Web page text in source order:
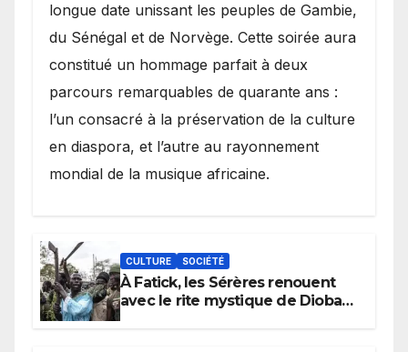
longue date unissant les peuples de Gambie,
du Sénégal et de Norvège. Cette soirée aura
constitué un hommage parfait à deux
parcours remarquables de quarante ans :
l’un consacré à la préservation de la culture
en diaspora, et l’autre au rayonnement
mondial de la musique africaine.
CULTURE SOCIÉTÉ
À Fatick, les Sérères renouent
avec le rite mystique de Diobaye